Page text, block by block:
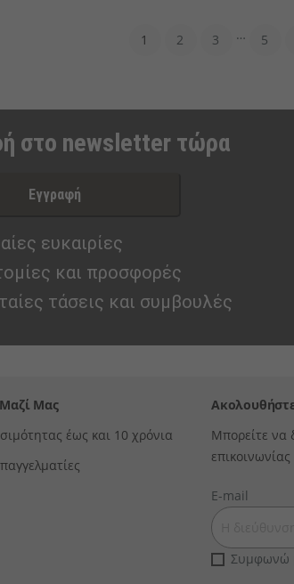
1 2 3 … 5
στο newsletter τώρα
Εγγραφή
ευκαιρίες
και προσφορές
τάσεις και συμβουλές
Μας
έως και 10 χρόνια
Μπορείτε να
E-mail
Συμφωνώ